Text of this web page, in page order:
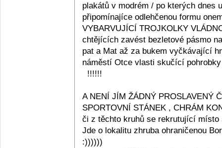
plakátů v modrém / po kterých dnes
připomínajíce odlehčenou formu
VYBARVUJÍCÍ TROJKOLKY
chtějících zavést bezletové pásmo
pat a Mat až za bukem vyčkávající
náměstí Otce vlasti skučící
!!!!!!
A NENÍ JÍM ŽÁDNÝ PROSLAVENÝ
SPORTOVNÍ STÁNEK , CHRÁM
či z těchto kruhů se rekrutující
Jde o lokalitu zhruba ohraničenou
:))))))